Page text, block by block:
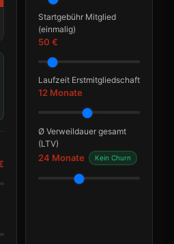
Startgebühr Mitglied
(einmalig)
50 €
Laufzeit Erstmitgliedschaft
12 Monate
Ø Verweildauer gesamt
(LTV)
24 Monate Kein Churn